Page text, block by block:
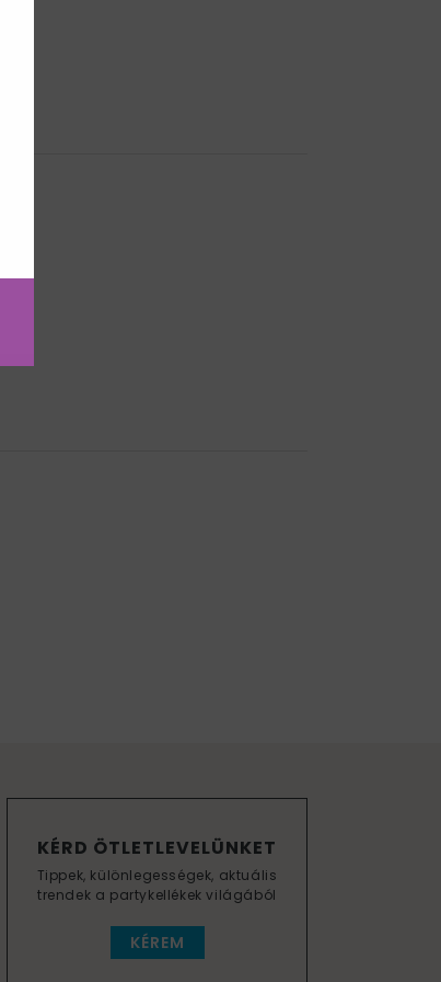
KÉRD ÖTLETLEVELÜNKET
Tippek, különlegességek, aktuális
trendek a partykellékek világából
KÉREM